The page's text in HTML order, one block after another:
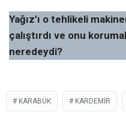
Yağız’ı o tehlikeli
çalıştırdı ve onu
neredeydi?
KARABÜK KARDEMİR